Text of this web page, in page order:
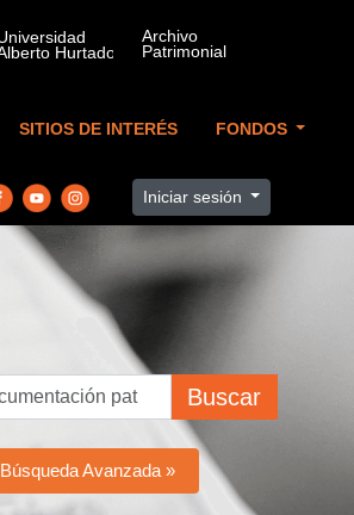
SITIOS DE INTERÉS FONDOS
Iniciar sesión
Buscar
Búsqueda Avanzada »